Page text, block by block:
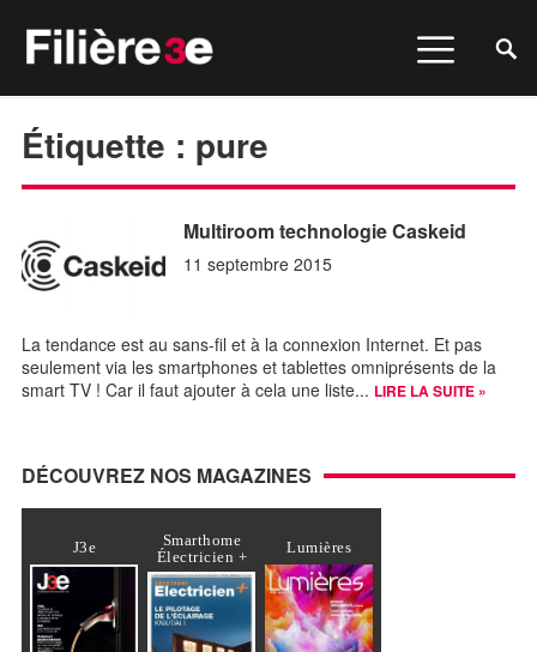
Étiquette : pure
Multiroom technologie Caskeid
11 septembre 2015
La tendance est au sans-fil et à la connexion Internet. Et pas
seulement via les smartphones et tablettes omniprésents de la
smart TV ! Car il faut ajouter à cela une liste... LIRE LA SUITE »
DÉCOUVREZ NOS MAGAZINES
J3e
Smarthome
Électricien +
Lumières